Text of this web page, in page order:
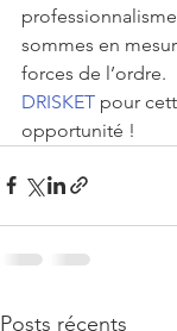
sommes en
forces de l’ordre.
DRISKET pour
opportunité !
Posts récents